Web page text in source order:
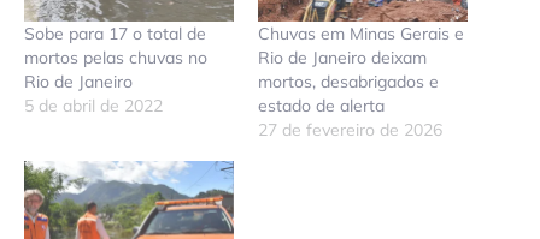
Sobe para 17 o total de
mortos pelas chuvas no
Rio de Janeiro
5 de abril de 2022
Chuvas em Minas Gerais e
Rio de Janeiro deixam
mortos, desabrigados e
estado de alerta
27 de fevereiro de 2026